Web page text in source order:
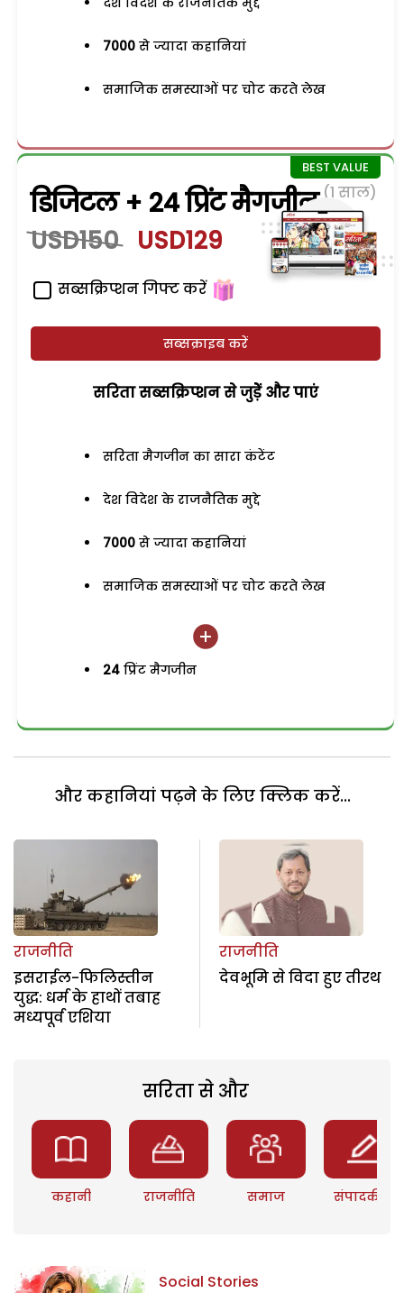
7000 से ज्यादा कहानियां
समाजिक समस्याओं पर चोट करते लेख
डिजिटल + 24 प्रिंट मैगजीन (1 साल)
USD150 USD129
सब्सक्रिप्शन गिफ्ट करें
सब्सक्राइब करें
सरिता सब्सक्रिप्शन से जुड़ेें और पाएं
सरिता मैगजीन का सारा कंटेंट
देश विदेश के राजनैतिक मुद्दे
7000 से ज्यादा कहानियां
समाजिक समस्याओं पर चोट करते लेख
24 प्रिंट मैगजीन
और कहानियां पढ़ने के लिए क्लिक करें...
राजनीति
इसराईल-फिलिस्तीन
युद्ध: धर्म के हाथों तबाह
मध्यपूर्व एशिया
राजनीति
देवभूमि से विदा हुए तीरथ
सरिता से और
कहानी राजनीति समाज संपादकीय
Social Stories